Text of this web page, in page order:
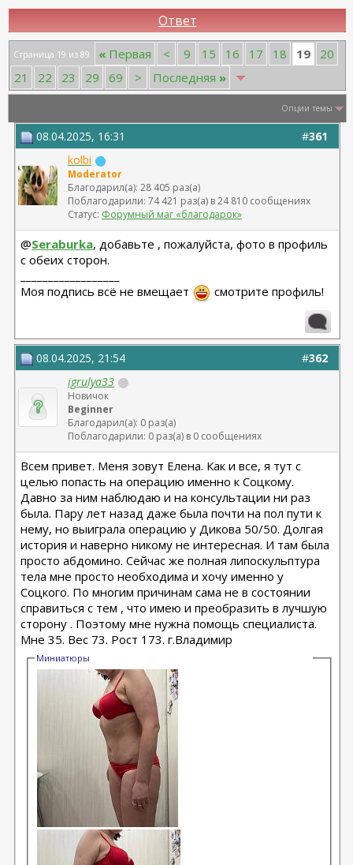
Ответ
Страница 19 из 89 « Первая < 9 15 16 17 18 19
20
21
22 23 29 69 > Последняя »
Опции темы
#361
08.04.2025, 16:31
kolbi
Moderator
Благодарил(а): 28 405 раз(а)
Поблагодарили: 74 421 раз(а) в 24 810 сообщениях
Статус: Форумный маг «благодарок»
@Seraburka, добавьте , пожалуйста, фото в профиль
с обеих сторон.
Моя подпись всё не вмещает
смотрите профиль!
#362
08.04.2025, 21:54
igrulya33
Новичок
Beginner
Благодарил(а): 0 раз(а)
Поблагодарили: 0 раз(а) в 0 сообщениях
Всем привет. Меня зовут Елена. Как и все, я тут с
целью попасть на операцию именно к Соцкому.
Давно за ним наблюдаю и на консультации ни раз
была. Пару лет назад даже была почти на пол пути к
нему, но выиграла операцию у Дикова 50/50. Долгая
история и наверно никому не интересная. И там была
просто абдомино. Сейчас же полная липоскульптура
тела мне просто необходима и хочу именно у
Соцкого. По многим причинам сама не в состоянии
справиться с тем , что имею и преобразить в лучшую
сторону . Поэтому мне нужна помощь специалиста.
Мне 35. Вес 73. Рост 173. г.Владимир
Миниатюры